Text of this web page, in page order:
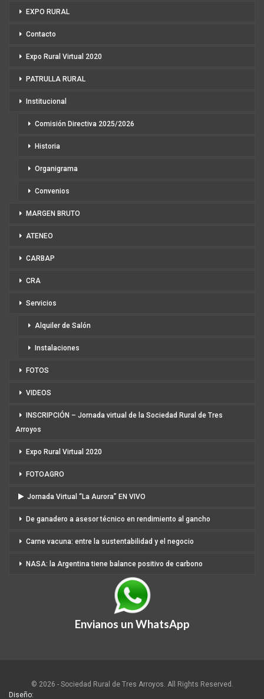
EXPO RURAL
Contacto
Expo Rural Virtual 2020
PATRULLA RURAL
Institucional
Comisión Directiva 2025/2026
Historia
Organigrama
Convenios
MARGEN BRUTO
ATENEO
CARBAP
CRA
Servicios
Alquiler de Salón
Instalaciones
FOTOS
VIDEOS
INSCRIPCIÓN – Jornada virtual de la Sociedad Rural de Tres
Arroyos
Expo Rural Virtual 2020
FOTOAGRO
Jornada Virtual “La Aurora” EN VIVO
De ganadero a asesor técnico en rendimiento al gancho
Carne vacuna: entre la sustentabilidad y el negocio
NASA: la Argentina tiene balance positivo de carbono
Envianos un WhatsApp
© 2026 - Sociedad Rural de Tres Arroyos. All Rights Reserved.
Diseño: